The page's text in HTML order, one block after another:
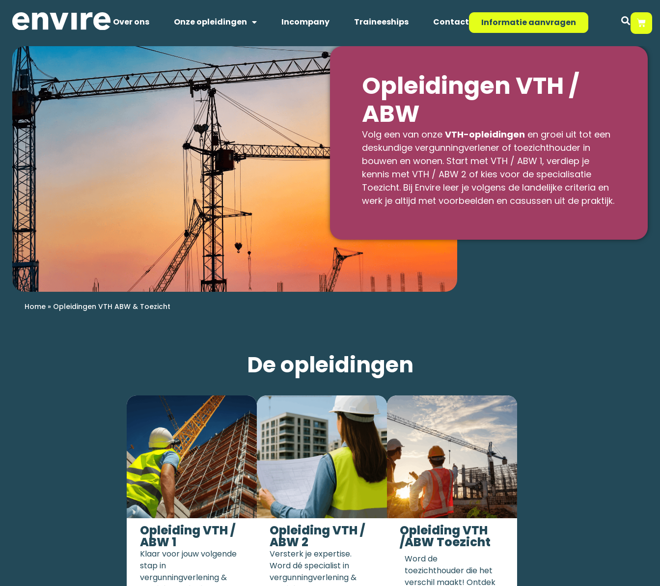
Over ons Onze opleidingen Incompany Traineeships Contact Informatie aanvragen
Opleidingen VTH /
ABW
Volg een van onze VTH-opleidingen en groei uit tot een
deskundige vergunningverlener of toezichthouder in
bouwen en wonen. Start met VTH / ABW 1, verdiep je
kennis met VTH / ABW 2 of kies voor de specialisatie
Toezicht. Bij Envire leer je volgens de landelijke criteria en
werk je altijd met voorbeelden en casussen uit de praktijk.
Home » Opleidingen VTH ABW & Toezicht
De opleidingen
Opleiding VTH /
ABW 1
Klaar voor jouw volgende
stap in
vergunningverlening &
Opleiding VTH /
ABW 2
Versterk je expertise.
Word dé specialist in
vergunningverlening &
Opleiding VTH
/ABW Toezicht
Word de
toezichthouder die het
verschil maakt! Ontdek